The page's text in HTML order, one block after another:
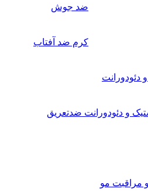
ضد جوش
کرم ضد آفتاب
دئودورانت
و دئودورانت ضدتعریق
مراقبت مو